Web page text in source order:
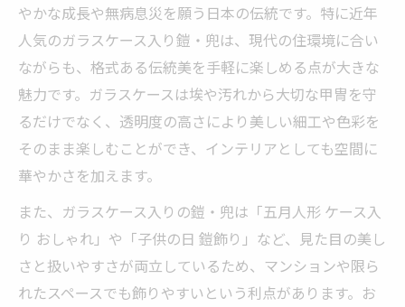
鎧・兜ガラスケースで守る家族の願い
沢瀉紋の伝統美が宿る鎧飾りの魅力発見
沢瀉紋が映える鎧・兜の伝統美と意味
緑糸威の鎧・兜が持つ平和の願い
長鍬形の鎧・兜が醸し出す勇壮な雰囲気
端午の節句と沢瀉紋入り鎧・兜の魅力
ガラスケース入り甲冑の飾り方と豆知識
鎧・兜ガラスケースの飾り方と設置の工夫
コンパクト鎧・兜を美しく見せる飾り場所
やかな成長や無病息災を願う日本の伝統です。特に近年
人気のガラスケース入り鎧・兜は、現代の住環境に合い
ながらも、格式ある伝統美を手軽に楽しめる点が大きな
魅力です。ガラスケースは埃や汚れから大切な甲冑を守
るだけでなく、透明度の高さにより美しい細工や色彩を
そのまま楽しむことができ、インテリアとしても空間に
華やかさを加えます。
また、ガラスケース入りの鎧・兜は「五月人形 ケース入
り おしゃれ」や「子供の日 鎧飾り」など、見た目の美し
さと扱いやすさが両立しているため、マンションや限ら
れたスペースでも飾りやすいという利点があります。お